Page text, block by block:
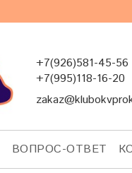
+7(926)581-45-56
+7(995)118-16-20
ВОПРОС-ОТВЕТ